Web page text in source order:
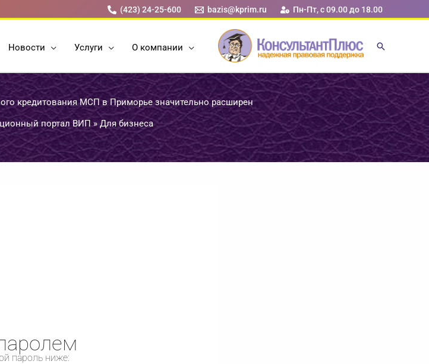
(423) 24-25-600 bazis@kprim.ru Пн-Пт, с 09.00 до 18.00
Новости Услуги О компании
кредитования МСП в Приморье значительно расширен
портал ВИП» Для бизнеса
пароль ниже: